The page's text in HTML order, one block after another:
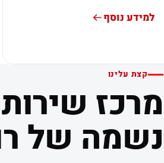
למידע נוסף
קצת עלינו
מרכז
נשמה של